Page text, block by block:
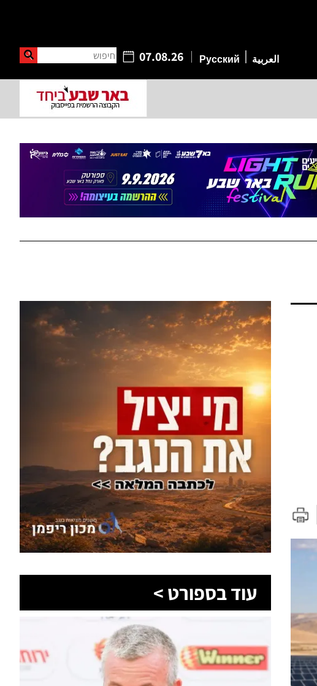
07.08.26 חיפוש العربية Русский
עוד בספורט >